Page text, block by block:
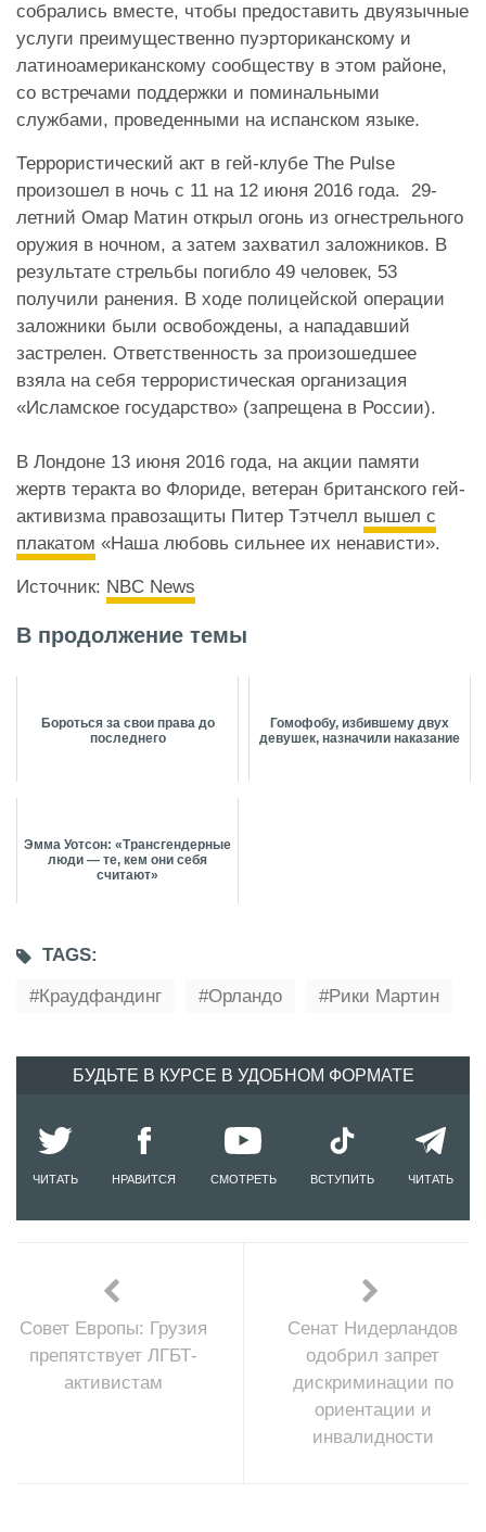
собрались вместе, чтобы предоставить двуязычные
услуги преимущественно пуэрториканскому и
латиноамериканскому сообществу в этом районе,
со встречами поддержки и поминальными
службами, проведенными на испанском языке.
Террористический акт в гей-клубе The Pulse
произошел в ночь с 11 на 12 июня 2016 года. 29-
летний Омар Матин открыл огонь из огнестрельного
оружия в ночном, а затем захватил заложников. В
результате стрельбы погибло 49 человек, 53
получили ранения. В ходе полицейской операции
заложники были освобождены, а нападавший
застрелен. Ответственность за произошедшее
взяла на себя террористическая организация
«Исламское государство» (запрещена в России).
В Лондоне 13 июня 2016 года, на акции памяти
жертв теракта во Флориде, ветеран британского гей-
активизма правозащиты Питер Тэтчелл вышел с
плакатом «Наша любовь сильнее их ненависти».
Источник: NBC News
В продолжение темы
Бороться за свои права до
последнего
Гомофобу, избившему двух
девушек, назначили наказание
Эмма Уотсон: «Трансгендерные
люди — те, кем они себя
считают»
TAGS:
Краудфандинг
Орландо Рики Мартин
БУДЬТЕ В КУРСЕ В УДОБНОМ ФОРМАТЕ
ЧИТАТЬ НРАВИТСЯ СМОТРЕТЬ ВСТУПИТЬ ЧИТАТЬ
Совет Европы: Грузия
препятствует ЛГБТ-
активистам
Сенат Нидерландов
одобрил запрет
дискриминации по
ориентации и
инвалидности